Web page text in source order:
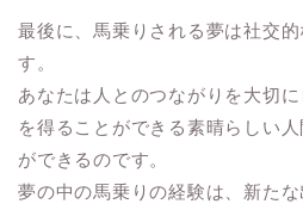
最後に、馬乗りされる夢は社交
す。
あなたは人とのつながりを大切
を得ることができる素晴らしい
ができるのです。
夢の中の馬乗りの経験は、新た